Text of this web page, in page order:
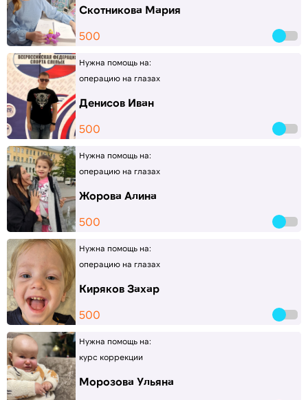
Скотникова Мария
500
Нужна помощь на:
операцию на глазах
Денисов Иван
500
Нужна помощь на:
операцию на глазах
Жорова Алина
500
Нужна помощь на:
операцию на глазах
Киряков Захар
500
Нужна помощь на:
курс коррекции
Морозова Ульяна